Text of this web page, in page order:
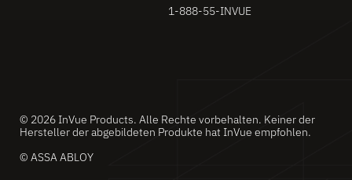
1-888-55-INVUE
© 2026 InVue Products. Alle Rechte vorbehalten. Keiner der
Hersteller der abgebildeten Produkte hat InVue empfohlen.
© ASSA ABLOY